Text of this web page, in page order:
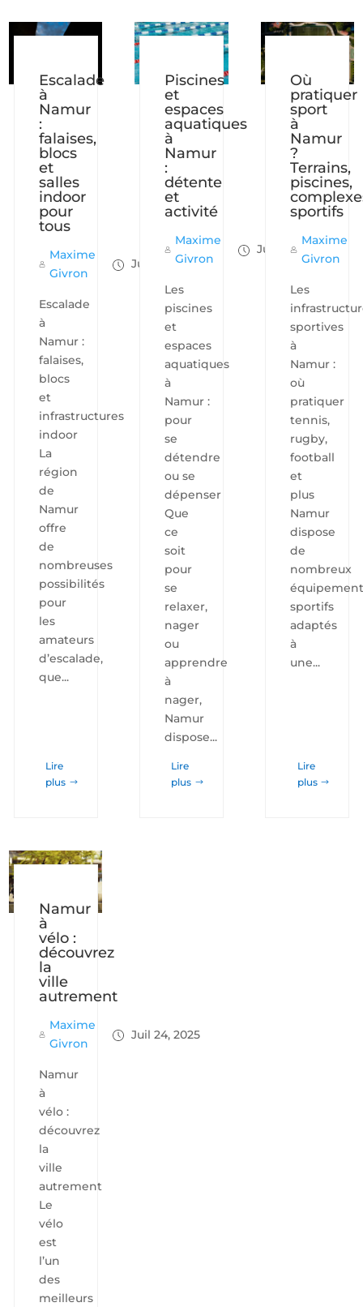
Escalade
à
Namur
:
falaises,
blocs
et
salles
indoor
pour
tous
Maxime
Givron
Juil 24, 2025
Escalade
à
Namur :
falaises,
blocs
et
infrastructures
indoor
La
région
de
Namur
offre
de
nombreuses
possibilités
pour
les
amateurs
d’escalade,
que...
Lire
plus
Piscines
et
espaces
aquatiques
à
Namur
:
détente
et
activité
Maxime
Givron
Juil 24, 2025
Les
piscines
et
espaces
aquatiques
à
Namur :
pour
se
détendre
ou se
dépenser
Que
ce
soit
pour
se
relaxer,
nager
ou
apprendre
à
nager,
Namur
dispose...
Lire
plus
Où
pratiquer
sport
à
Namur
?
Terrains,
piscines,
sportifs
Maxime
Givron
Les
sportives
à
Namur :
où
pratiquer
tennis,
rugby,
football
et
plus
Namur
dispose
de
nombreux
sportifs
adaptés
à
une...
Lire
plus
Namur
à
vélo :
découvrez
la
ville
autrement
Maxime
Givron
Juil 24, 2025
Namur
à
vélo :
découvrez
la
ville
autrement
Le
vélo
est
l’un
des
meilleurs